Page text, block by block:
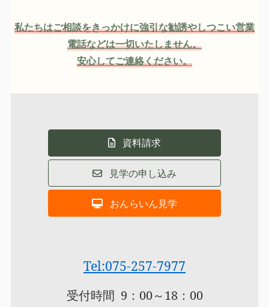
私たちはご相談をきっかけに強引な勧誘やしつこい営業
電話などは一切いたしません。
安心してご連絡ください。
資料請求
見学の申し込み
おんらいん見学
Tel:075-257-7977
受付時間 9：00～18：00